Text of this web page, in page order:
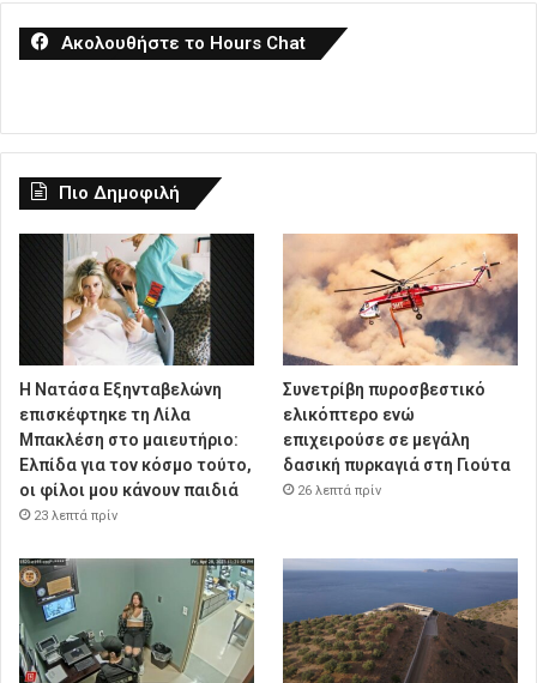
Ακολουθήστε το Hours Chat
Πιο Δημοφιλή
Η Νατάσα Εξηνταβελώνη
επισκέφτηκε τη Λίλα
Μπακλέση στο μαιευτήριο:
Ελπίδα για τον κόσμο τούτο,
οι φίλοι μου κάνουν παιδιά
23 λεπτά πρίν
Συνετρίβη πυροσβεστικό
ελικόπτερο ενώ
επιχειρούσε σε μεγάλη
δασική πυρκαγιά στη Γιούτα
26 λεπτά πρίν